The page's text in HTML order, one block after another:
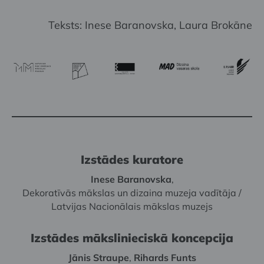
Teksts: Inese Baranovska, Laura Brokāne
Izstādes kuratore
Inese Baranovska,
Dekoratīvās mākslas un dizaina muzeja vadītāja /
Latvijas Nacionālais mākslas muzejs
Izstādes mākslinieciskā koncepcija
Jānis Straupe, Rihards Funts